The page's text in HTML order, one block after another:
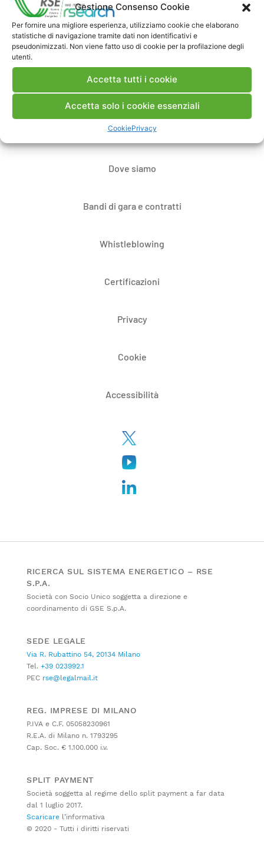
Gestione Consenso Cookie
Per fornire una migliore esperienza, utilizziamo cookie che elaborano
statistiche di navigazione tramite dati non identificativi e
pseudonimizzati. Non viene fatto uso di cookie per la profilazione degli
utenti.
Accetta tutti i cookie
Accetta solo i cookie essenziali
CookiePrivacy
Contatti
Note Legali
Dove siamo
Bandi di gara e contratti
Whistleblowing
Certificazioni
Privacy
Cookie
Accessibilità
RICERCA SUL SISTEMA ENERGETICO – RSE
S.P.A.
Società con Socio Unico soggetta a direzione e
coordinamento di GSE S.p.A.
SEDE LEGALE
Via R. Rubattino 54, 20134 Milano
Tel. +39 023992.1
PEC rse@legalmail.it
REG. IMPRESE DI MILANO
P.IVA e C.F. 05058230961
R.E.A. di Milano n. 1793295
Cap. Soc. € 1.100.000 i.v.
SPLIT PAYMENT
Società soggetta al regime dello split payment a far data
dal 1 luglio 2017.
Scaricare l’informativa
© 2020 - Tutti i diritti riservati